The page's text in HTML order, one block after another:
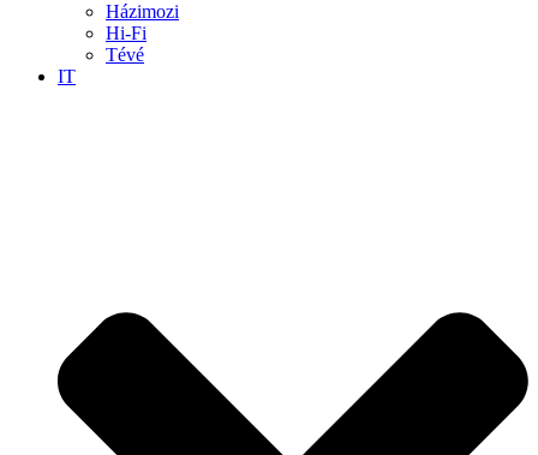
Házimozi
Hi-Fi
Tévé
IT